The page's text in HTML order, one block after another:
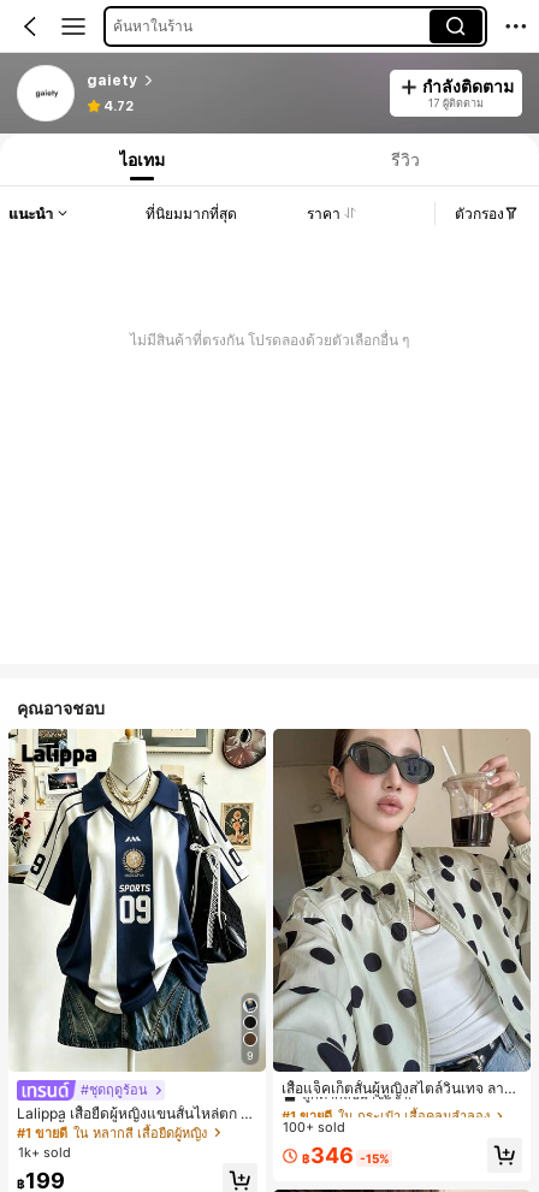
ค้นหาในร้าน
gaiety
4.72
กำลังติดตาม
17 ผู้ติดตาม
ไอเทม รีวิว
แนะนำ ที่นิยมมากที่สุด ราคา ตัวกรอง
ไม่มีสินค้าที่ตรงกัน โปรดลองด้วยตัวเลือกอื่น ๆ
คุณอาจชอบ
9
#ชุดฤดูร้อน
Lalippa เสื้อยืดผู้หญิงแขนสั้นไหล่ตก ค
อวีปกเสื้อ ลายพิมพ์ดิจิทัลลายทาง สไตล์
สปอร์ตแฟชั่นมินิมอล ของขวัญสำหรับเ
พื่อน
#1 ขายดี ใน หลากสี เสื้อยืดผู้หญิง
1k+ sold
฿199
เสื้อแจ็คเก็ตสั้นผู้หญิงสไตล์วินเทจ ลายจุ
ดขนาดใหญ่ คอตั้ง เอวเข้ารูป แขนพอง
ทรงหลวม แฟชั่นอเนกประสงค์ สำหรับใ
#1 ขายดี
ใน กระเป๋า เสื้อคลุมลำลอง
ลูกค้ากลับมาซื้อซ้ำ!
#1 ขายดี ใน กระเป๋า เสื้อคลุมลำลอง
ลูกค้ากลับมาซื้อซ้ำ!
#1 ขายดี ใน กระเป๋า เสื้อคลุมลำลอง
ลูกค้ากลับมาซื้อซ้ำ!
#1 ขายดี ใน กระเป๋า เสื้อคลุมลำลอง
100+ sold
฿346 -15%